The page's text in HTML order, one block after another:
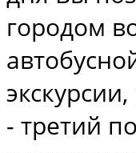
городом
- третий